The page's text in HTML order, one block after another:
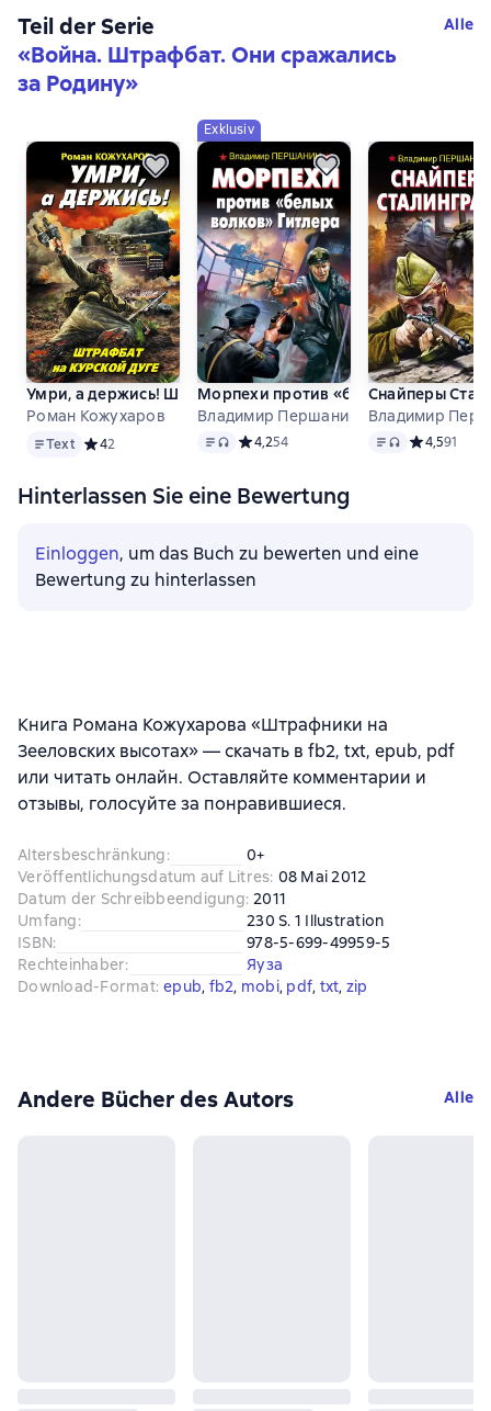
Teil der Serie
«Война. Штрафбат. Они сражались
за Родину»
Alle
Умри, а держись! Штрафбат на Курской дуге
Роман Кожухаров
TextText Средний рейтинг 4 на основе 2 оценок
42
Exklusiv
Морпехи против «белых волков»
Владимир Першанин
Text, Audioformat verfügbar
Средний рейтинг 4,2 на основе 54
4,254
Снайперы
Владимир
Text, Audioformat
Средний
4,591
Hinterlassen Sie eine Bewertung
Einloggen, um das Buch zu bewerten und eine
Bewertung zu hinterlassen
Книга Романа Кожухарова «Штрафники на
Зееловских высотах» — скачать в fb2, txt, epub, pdf
или читать онлайн. Оставляйте комментарии и
отзывы, голосуйте за понравившиеся.
Altersbeschränkung:
0+
Veröffentlichungsdatum auf Litres: 08 Mai 2012
Datum der Schreibbeendigung: 2011
Umfang:
230 S. 1 Illustration
ISBN:
978-5-699-49959-5
Rechteinhaber:
Яуза
Download-Format: epub, fb2, mobi, pdf, txt, zip
Andere Bücher des Autors Alle